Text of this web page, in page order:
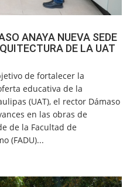
ANAYA NUEVA SEDE
DE LA UAT
de fortalecer la
educativa de la
(UAT), el rector Dámaso
en las obras de
de la Facultad de
(FADU)...